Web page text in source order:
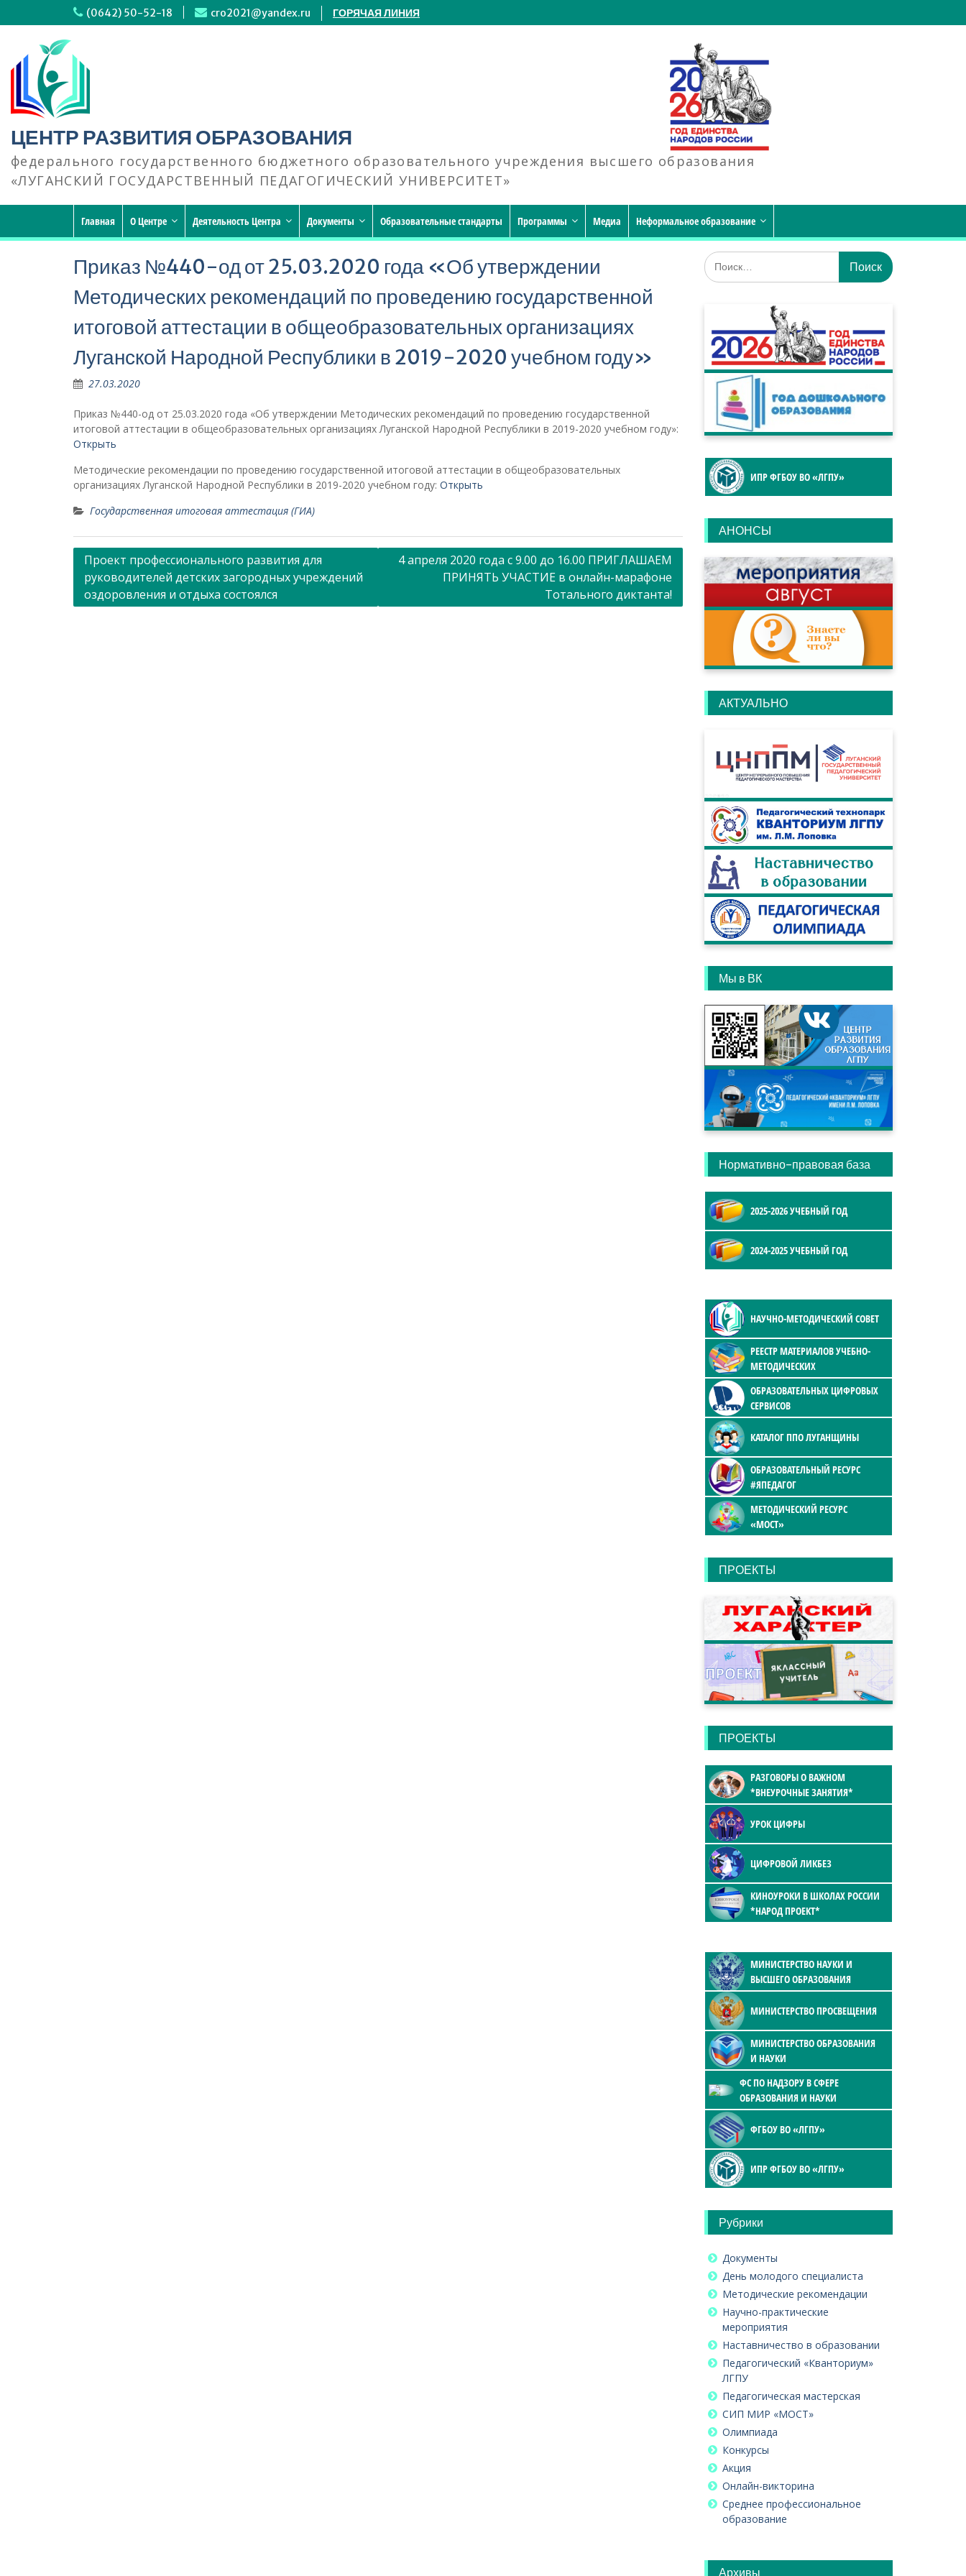
к
содержимому
(0642) 50-52-18 cro2021@yandex.ru ГОРЯЧАЯ ЛИНИЯ
ЦЕНТР РАЗВИТИЯ ОБРАЗОВАНИЯ
федерального государственного бюджетного образовательного учреждения высшего образования
«ЛУГАНСКИЙ ГОСУДАРСТВЕННЫЙ ПЕДАГОГИЧЕСКИЙ УНИВЕРСИТЕТ»
Главная О Центре Деятельность Центра Документы Образовательные стандарты Программы Медиа Неформальное образование
Приказ №440-од от 25.03.2020 года «Об утверждении
Методических рекомендаций по проведению государственной
итоговой аттестации в общеобразовательных организациях
Луганской Народной Республики в 2019-2020 учебном году»
27.03.2020
Приказ №440-од от 25.03.2020 года «Об утверждении Методических рекомендаций по проведению государственной
итоговой аттестации в общеобразовательных организациях Луганской Народной Республики в 2019-2020 учебном году»:
Открыть
Методические рекомендации по проведению государственной итоговой аттестации в общеобразовательных
организациях Луганской Народной Республики в 2019-2020 учебном году: Открыть
Государственная итоговая аттестация (ГИА)
Навигация
по
записям
Проект профессионального развития для
руководителей детских загородных учреждений
оздоровления и отдыха состоялся
4 апреля 2020 года с 9.00 до 16.00 ПРИГЛАШАЕМ
ПРИНЯТЬ УЧАСТИЕ в онлайн-марафоне
Тотального диктанта!
Искать:
ИПР ФГБОУ ВО «ЛГПУ»
АНОНСЫ
АКТУАЛЬНО
Мы в ВК
Нормативно-правовая база
2025-2026 УЧЕБНЫЙ ГОД
2024-2025 УЧЕБНЫЙ ГОД
НАУЧНО-МЕТОДИЧЕСКИЙ СОВЕТ
РЕЕСТР МАТЕРИАЛОВ УЧЕБНО-
МЕТОДИЧЕСКИХ
ОБРАЗОВАТЕЛЬНЫХ ЦИФРОВЫХ
СЕРВИСОВ
КАТАЛОГ ППО ЛУГАНЩИНЫ
ОБРАЗОВАТЕЛЬНЫЙ РЕСУРС
#ЯПЕДАГОГ
МЕТОДИЧЕСКИЙ РЕСУРС
«МОСТ»
ПРОЕКТЫ
ПРОЕКТЫ
РАЗГОВОРЫ О ВАЖНОМ
*ВНЕУРОЧНЫЕ ЗАНЯТИЯ*
УРОК ЦИФРЫ
ЦИФРОВОЙ ЛИКБЕЗ
КИНОУРОКИ В ШКОЛАХ РОССИИ
*НАРОД ПРОЕКТ*
МИНИСТЕРСТВО НАУКИ И
ВЫСШЕГО ОБРАЗОВАНИЯ
МИНИСТЕРСТВО ПРОСВЕЩЕНИЯ
МИНИСТЕРСТВО ОБРАЗОВАНИЯ
И НАУКИ
ФС ПО НАДЗОРУ В СФЕРЕ
ОБРАЗОВАНИЯ И НАУКИ
ФГБОУ ВО «ЛГПУ»
ИПР ФГБОУ ВО «ЛГПУ»
Рубрики
Документы
День молодого специалиста
Методические рекомендации
Научно-практические
мероприятия
Наставничество в образовании
Педагогический «Кванториум»
ЛГПУ
Педагогическая мастерская
СИП МИР «МОСТ»
Олимпиада
Конкурсы
Акция
Онлайн-викторина
Среднее профессиональное
образование
Архивы